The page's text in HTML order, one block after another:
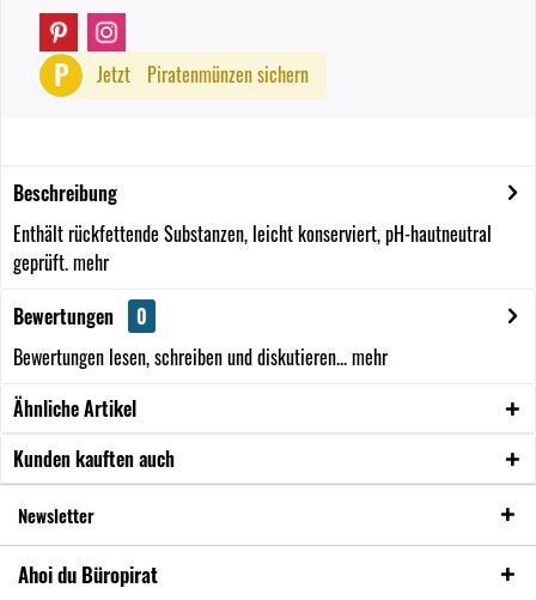
P Jetzt Piratenmünzen sichern
Beschreibung
Enthält rückfettende Substanzen, leicht konserviert, pH-hautneutral
geprüft.mehr
Bewertungen
0
Bewertungen lesen, schreiben und diskutieren...mehr
Ähnliche Artikel
Kunden kauften auch
Newsletter
Ahoi du Büropirat